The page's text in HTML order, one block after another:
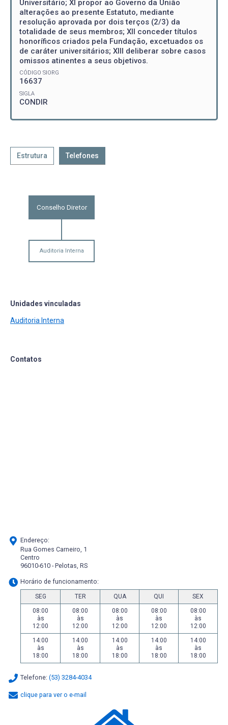
Universitário; XI propor ao Governo da União
alterações ao presente Estatuto, mediante
resolução aprovada por dois terços (2/3) da
totalidade de seus membros; XII conceder títulos
honoríficos criados pela Fundação, excetuados os
de caráter universitários; XIII deliberar sobre casos
omissos atinentes a seus objetivos.
CÓDIGO SIORG
16637
SIGLA
CONDIR
Estrutura Telefones
Conselho Diretor
Auditoria Interna
Unidades vinculadas
Auditoria Interna
Contatos
Endereço:
Rua Gomes Carneiro, 1
Centro
96010-610 - Pelotas, RS
Horário de funcionamento:
SEG TER QUA QUI
SEX
08:00
às
12:00
08:00
às
12:00
08:00
às
12:00
08:00
às
12:00
08:00
às
12:00
14:00
às
18:00
14:00
às
18:00
14:00
às
18:00
14:00
às
18:00
14:00
às
18:00
Telefone: (53) 3284-4034
clique para ver o e-mail